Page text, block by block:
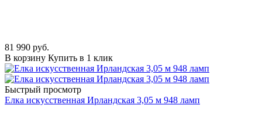
81 990 руб.
В корзину Купить в 1 клик
Быстрый просмотр
Елка искусственная Ирландская 3,05 м 948 ламп